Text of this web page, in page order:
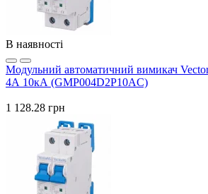
В наявності
Модульний автоматичний вимикач
4А 10кА (GMP004D2P10AC)
1 128.28 грн